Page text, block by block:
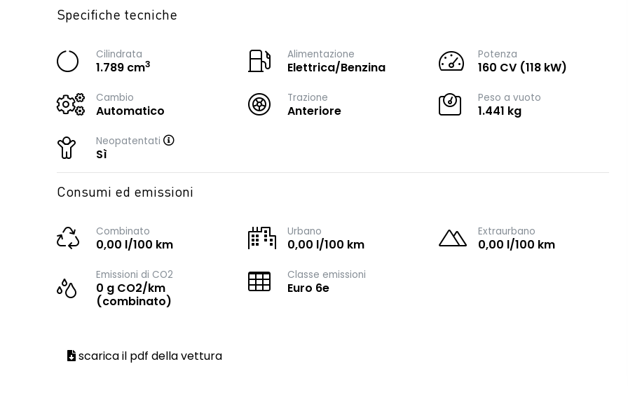
Specifiche tecniche
Cilindrata
1.789 cm3
Alimentazione
Elettrica/Benzina
Potenza
160 CV (118 kW)
Cambio
Automatico
Trazione
Anteriore
Peso a vuoto
1.441 kg
Neopatentati
Sì
Consumi ed emissioni
Combinato
0,00 l/100 km
Urbano
0,00 l/100 km
Extraurbano
0,00 l/100 km
Emissioni di CO2
0 g CO2/km
(combinato)
Classe emissioni
Euro 6e
scarica il pdf della vettura